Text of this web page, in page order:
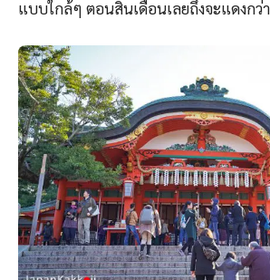
Honden (本殿)
บริเวณหน้าศาลาหลักของศาลเจ้าฟุชิมิ
ก็เริ่มเยอะแล้วค่ะ